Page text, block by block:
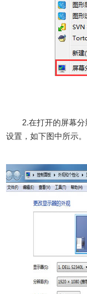
2.在打开的屏幕分
设置，如下图中所示。